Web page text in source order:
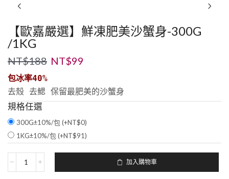
【歐嘉嚴選】鮮凍肥美沙蟹身-300G
/1KG
NT$188 NT$99
包冰率40%
去殼 去鰓 保留最肥美的沙蟹身
規格任選
300G±10%/包 (+NT$0)
1KG±10%/包 (+NT$91)
加入購物車